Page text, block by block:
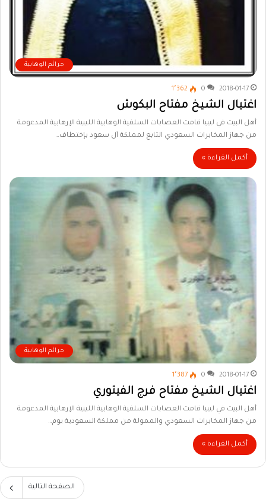
جرائم الوهابية
2018-01-17
0 1٬362
اغتيال الشيخ مفتاح البكوش
أهل البيت في ليبيا قامت العصابات السلفية الوهابية الليبية الإرهابية المدعومة
من جهاز المخابرات السعودي التابع لمملكة آل سعود بإختطاف…
أكمل القراءة »
جرائم الوهابية
2018-01-17
0 1٬387
اغتيال الشيخ مفتاح فرج الفيتوري
أهل البيت في ليبيا قامت العصابات السلفية الوهابية الليبية الإرهابية المدعومة
من جهاز المخابرات السعودي والممولة من مملكة السعودية يوم…
أكمل القراءة »
الصفحة التالية